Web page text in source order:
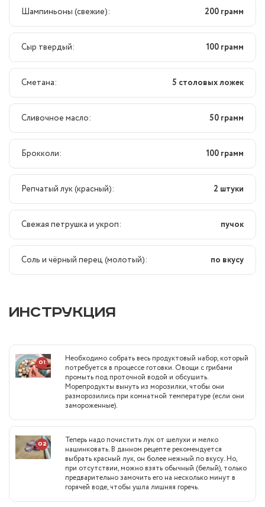
Шампиньоны (свежие): 200 грамм
Сыр твердый: 100 грамм
Сметана: 5 столовых ложек
Сливочное масло: 50 грамм
Брокколи: 100 грамм
Репчатый лук (красный): 2 штуки
Свежая петрушка и укроп: пучок
Соль и чёрный перец (молотый): по вкусу
ИНСТРУКЦИЯ
01
Необходимо собрать весь продуктовый набор, который
потребуется в процессе готовки. Овощи с грибами
промыть под проточной водой и обсушить.
Морепродукты вынуть из морозилки, чтобы они
разморозились при комнатной температуре (если они
замороженные).
02
Теперь надо почистить лук от шелухи и мелко
нашинковать. В данном рецепте рекомендуется
выбрать красный лук, он более нежный по вкусу. Но,
при отсутствии, можно взять обычный (белый), только
предварительно замочить его на несколько минут в
горячей воде, чтобы ушла лишняя горечь.